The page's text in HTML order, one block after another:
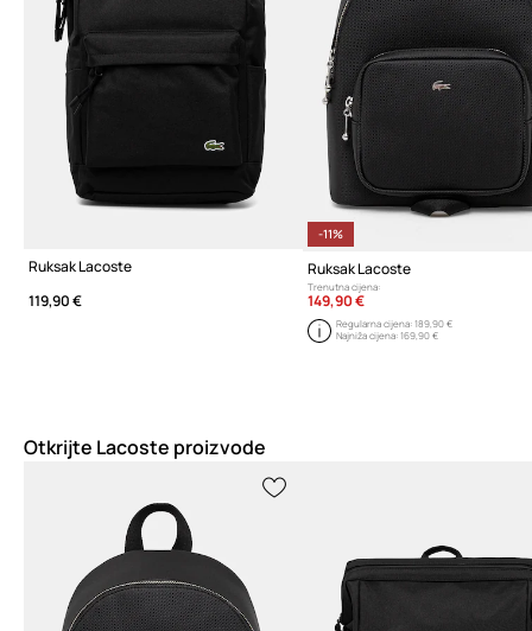
Ruksak Lacoste
119,90 €
-11%
Ruksak Lacoste
Trenutna cijena:
149,90 €
Regularna cijena: 189,90 €
Najniža cijena: 169,90 €
Otkrijte Lacoste proizvode